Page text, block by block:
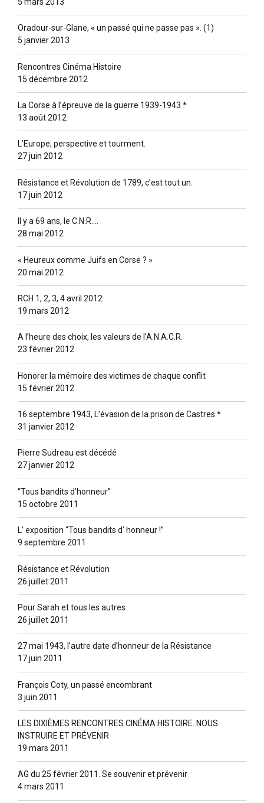
Oradour-sur-Glane, « un passé qui ne passe pas ». (1)
5 janvier 2013
Rencontres Cinéma Histoire
15 décembre 2012
La Corse à l’épreuve de la guerre 1939-1943 *
13 août 2012
L’Europe, perspective et tourment.
27 juin 2012
Résistance et Révolution de 1789, c’est tout un.
17 juin 2012
Il y a 69 ans, le C.N.R….
28 mai 2012
« Heureux comme Juifs en Corse ? »
20 mai 2012
RCH 1, 2, 3, 4 avril 2012
19 mars 2012
A l’heure des choix, les valeurs de l’A.N.A.C.R.
23 février 2012
Honorer la mémoire des victimes de chaque conflit
15 février 2012
16 septembre 1943, L’évasion de la prison de Castres *
31 janvier 2012
Pierre Sudreau est décédé
27 janvier 2012
“Tous bandits d’honneur”
15 octobre 2011
L’ exposition “Tous bandits d’ honneur !”
9 septembre 2011
Résistance et Révolution
26 juillet 2011
Pour Sarah et tous les autres
26 juillet 2011
27 mai 1943, l’autre date d’honneur de la Résistance
17 juin 2011
François Coty, un passé encombrant
3 juin 2011
LES DIXIÈMES RENCONTRES CINÉMA HISTOIRE. NOUS
INSTRUIRE ET PRÉVENIR
19 mars 2011
AG du 25 février 2011. Se souvenir et prévenir
4 mars 2011